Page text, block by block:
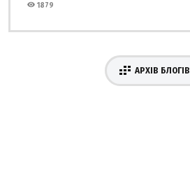
1879
АРХІВ БЛОГІВ